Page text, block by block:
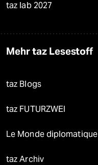
taz lab 2027
Mehr taz Lesestoff
taz Blogs
taz FUTURZWEI
Le Monde diplomatique
taz Archiv